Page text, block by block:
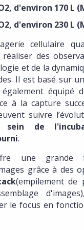
d'environ 170 L
d'environ 230 L
cellulaire
des
et de la
Il est basé sur
équipé
à la capture
suivre
sein de
.
une grande
grâce à des
(empilement de
le focus en